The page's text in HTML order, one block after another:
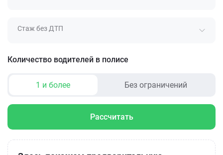
Стаж без ДТП
Количество водителей в полисе
1 и более Без ограничений
Рассчитать